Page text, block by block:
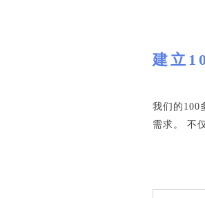
建立
我们的100
需求。 不